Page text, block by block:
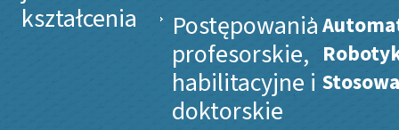
kształcenia
Postępowania
profesorskie,
habilitacyjne i
doktorskie